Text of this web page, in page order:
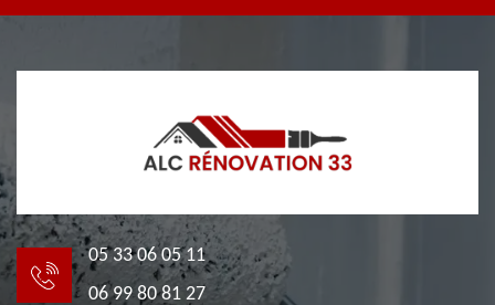
05 33 06 05 11
06 99 80 81 27